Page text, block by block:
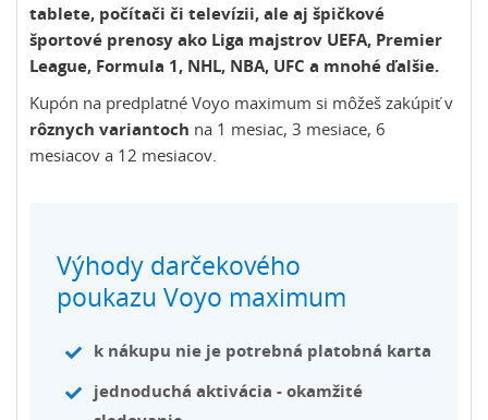
tablete, počítači či televízii, ale aj špičkové
športové prenosy ako Liga majstrov UEFA, Premier
League, Formula 1, NHL, NBA, UFC a mnohé ďalšie.
Kupón na predplatné Voyo maximum si môžeš zakúpiť v
rôznych variantoch na 1 mesiac, 3 mesiace, 6
mesiacov a 12 mesiacov.
Výhody darčekového
poukazu Voyo maximum
k nákupu nie je potrebná platobná karta
jednoduchá aktivácia - okamžité